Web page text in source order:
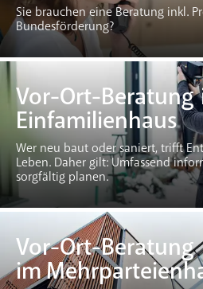
Sie brauchen eine Beratung inkl.
Bundesförderung?
Vor-Ort-Beratung
Einfamilienhaus
Wer neu baut oder saniert, trifft
Leben. Daher gilt: Umfassend
sorgfältig planen.
Vor-Ort-Beratung
im